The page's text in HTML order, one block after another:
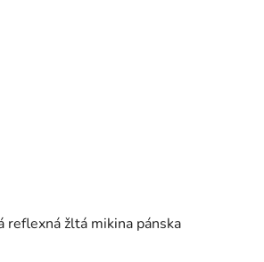
reflexná žltá mikina pánska